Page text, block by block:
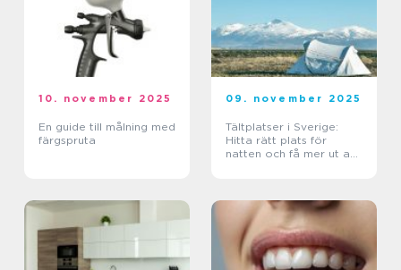
10. november 2025
En guide till målning med
färgspruta
09. november 2025
Tältplatser i Sverige:
Hitta rätt plats för
natten och få mer ut av